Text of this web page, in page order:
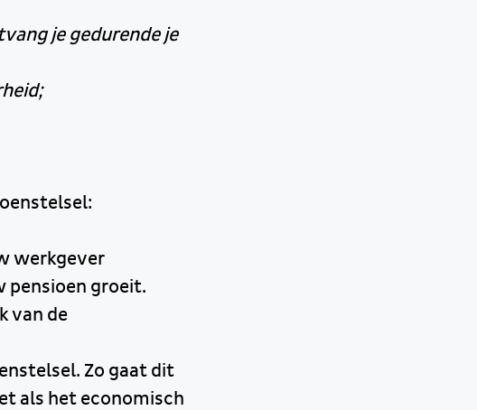
je gedurende je
werkgever
pensioen groeit.
van de
Zo gaat dit
als het economisch